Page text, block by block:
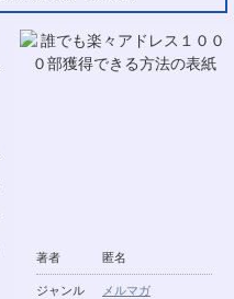
著者 匿名
ジャンル メルマガ